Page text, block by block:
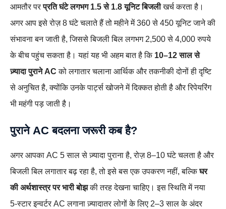
आमतौर परप्रति घंटे लगभग 1.5 से 1.8 यूनिट बिजलीखर्च करता है।
अगर आप इसे रोज़ 8 घंटे चलाते हैं तो महीने में 360 से 450 यूनिट जाने की
संभावना बन जाती है, जिससे बिजली बिल लगभग 2,500 से 4,000 रुपये
के बीच पहुंच सकता है। यहां यह भी अहम बात है कि 10–12 साल से
ज़्यादा पुराने AC को लगातार चलाना आर्थिक और तकनीकी दोनों ही दृष्टि
से अनुचित है, क्योंकि उनके पार्ट्स खोजने में दिक्कत होती है और रिपेयरिंग
भी महंगी पड़ जाती है।
पुराने AC बदलना जरूरी कब है?
अगर आपका AC 5 साल से ज़्यादा पुराना है, रोज़ 8–10 घंटे चलता है और
बिजली बिल लगातार बढ़ रहा है, तो इसे बस एक उपकरण नहीं, बल्किघर
की अर्थशास्त्र पर भारी बोझकी तरह देखना चाहिए। इस स्थिति में नया
5‑स्टार इन्वर्टर AC लगाना ज़्यादातर लोगों के लिए 2–3 साल के अंदर